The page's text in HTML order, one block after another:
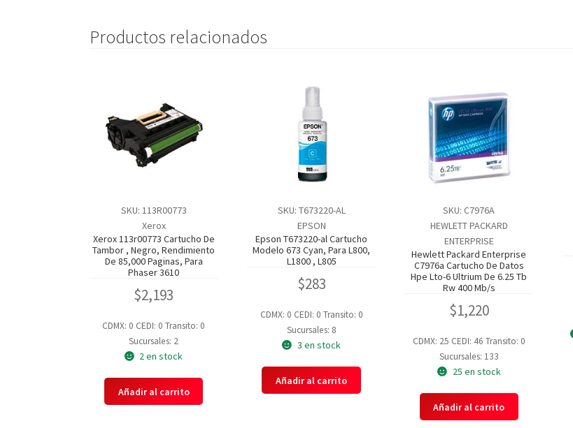
Productos relacionados
SKU: 113R00773
Xerox
Xerox 113r00773 Cartucho De
Tambor , Negro, Rendimiento
De 85,000 Paginas, Para
Phaser 3610
$2,193
CDMX: 0 CEDI: 0Transito: 0
Sucursales: 2
2 en stock
Añadir al carrito
SKU: T673220-AL
EPSON
Epson T673220-al Cartucho
Modelo 673 Cyan, Para L800,
L1800 , L805
$283
CDMX: 0 CEDI: 0 Transito: 0
Sucursales: 8
3 en stock
Añadir al carrito
SKU: C7976A
HEWLETT PACKARD
ENTERPRISE
Hewlett Packard Enterprise
C7976a Cartucho De Datos
Hpe Lto-6 Ultrium De 6.25 Tb
Rw 400 Mb/s
$1,220
CDMX: 25 CEDI: 46 Transito: 0
Sucursales: 133
25 en stock
Añadir al carrito